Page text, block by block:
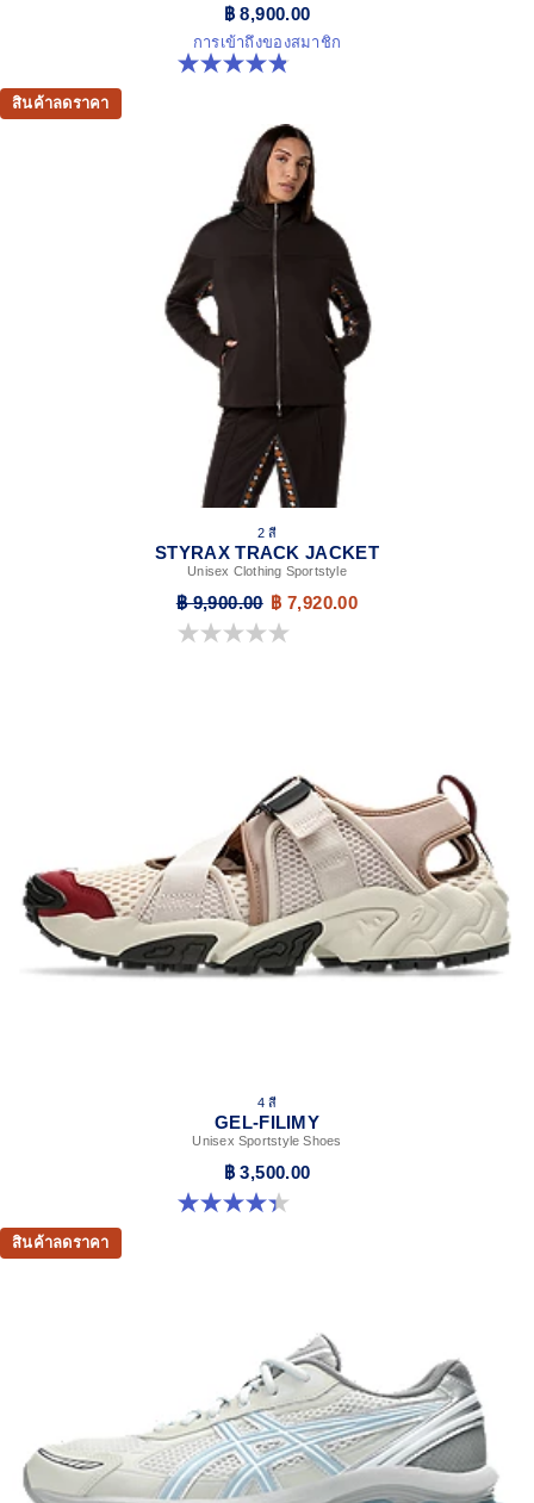
฿ 8,900.00
การเข้าถึงของสมาชิก
4.9 จาก 5 ดาว 7 รีวิว
สินค้าลดราคา
2 สี
STYRAX TRACK JACKET
Unisex Clothing Sportstyle
฿ 9,900.00 ฿ 7,920.00
0.0 จาก 5 ดาว
4 สี
GEL-FILIMY
Unisex Sportstyle Shoes
฿ 3,500.00
4.4 จาก 5 ดาว 126 รีวิว
สินค้าลดราคา